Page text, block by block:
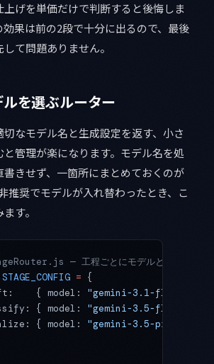
げを単価だけで判断すると後悔しま
効果は前の2段で十分に出るので、最後
て問題ありません。
を選ぶルーター
なモデル名と生成設定を返す、小さ
と管理が楽になります。モデル名を処
書きせず、一箇所にまとめておくのが
推奨でモデルが入れ替わったとき、こ
す。
— 工程ごとにモデルと設定を割り
STAGE_CONFIG = {
{ model:
"gemini-3.1-flash-
{ model:
"gemini-3.5-flash"
{ model:
"gemini-3.5-pro"